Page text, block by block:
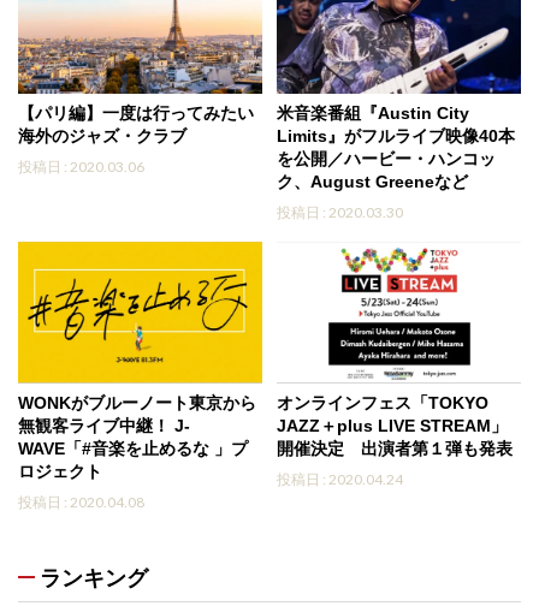
【パリ編】一度は行ってみたい
海外のジャズ・クラブ
投稿日 : 2020.03.06
米音楽番組『Austin City
Limits』がフルライブ映像40本
を公開／ハービー・ハンコッ
ク、August Greeneなど
投稿日 : 2020.03.30
WONKがブルーノート東京から
無観客ライブ中継！ J-
WAVE「#音楽を止めるな 」プ
ロジェクト
投稿日 : 2020.04.08
オンラインフェス「TOKYO
JAZZ＋plus LIVE STREAM」
開催決定 出演者第１弾も発表
投稿日 : 2020.04.24
ランキング